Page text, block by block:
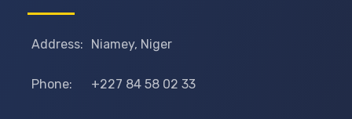
Address: Niamey, Niger
Phone: +227 84 58 02 33